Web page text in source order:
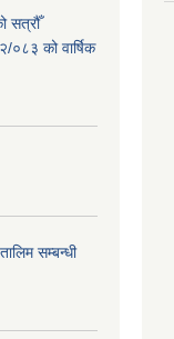
सत्रौँ
को वार्षिक
सम्बन्धी